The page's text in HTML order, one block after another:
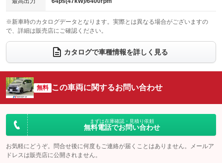
：装備なし
電動格納サードシート
：装備なし シートヒーター
：装備なし
ウォークスルー
電動リアゲート フロントカメラ
：装備なし
シートエアコン
：装備なし 全周囲カメラ
：装備なし
サイドカメラ
：装備なし ルーフレール
：装備なし
エアサスペンション ヘッドライトウォッシャー
※新車時のカタログデータとなります。実際とは異なる場合がございますの
で、詳細は販売店にご確認ください。
カタログで車種情報を詳しく見る
無料 この車両に関するお問い合わせ
まずは在庫確認・見積り依頼
無料電話でお問い合わせ
お気軽にどうぞ。問合せ後に何度もご連絡が届くことはありません。メールア
ドレスは販売店に公開されません。